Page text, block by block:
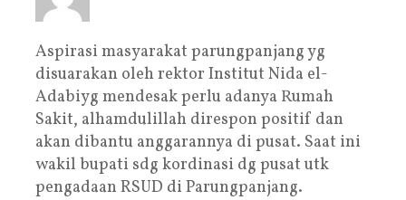
Aspirasi masyarakat parungpanjang yg
disuarakan oleh rektor Institut Nida el-
Adabiyg mendesak perlu adanya Rumah
Sakit, alhamdulillah direspon positif dan
akan dibantu anggarannya di pusat. Saat ini
wakil bupati sdg kordinasi dg pusat utk
pengadaan RSUD di Parungpanjang.